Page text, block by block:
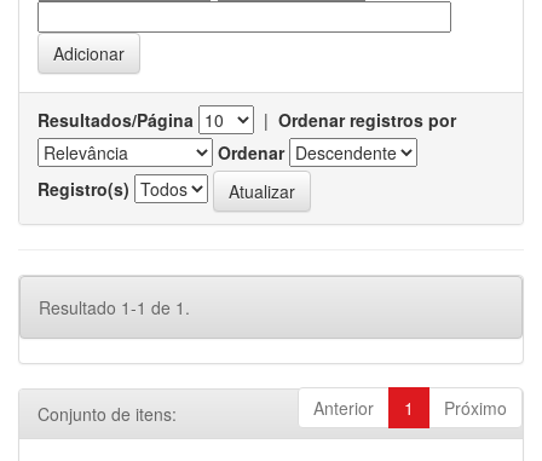
Resultados/Página | Ordenar registros por
Ordenar
Registro(s)
Resultado 1-1 de 1.
Anterior 1 Próximo
Conjunto de itens: